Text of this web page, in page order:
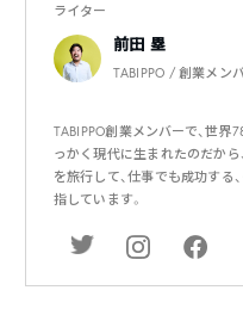
ライター
前田 塁
TABIPPO / 創業メン
TABIPPO創業メンバーで、世界
っかく現代に生まれたのだから
を旅行して、仕事でも成功する
指しています。